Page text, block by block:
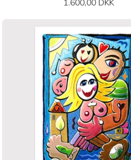
1.600,00 DKK